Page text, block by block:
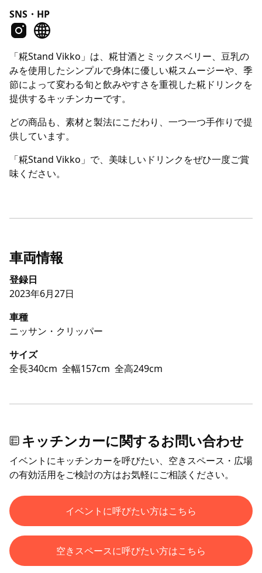
SNS・HP
「糀Stand Vikko」は、糀甘酒とミックスベリー、豆乳の
みを使用したシンプルで身体に優しい糀スムージーや、季
節によって変わる旬と飲みやすさを重視した糀ドリンクを
提供するキッチンカーです。
どの商品も、素材と製法にこだわり、一つ一つ手作りで提
供しています。
「糀Stand Vikko」で、美味しいドリンクをぜひ一度ご賞
味ください。
車両情報
登録日
2023年6月27日
車種
ニッサン・クリッパー
サイズ
全長340cm 全幅157cm 全高249cm
キッチンカーに関するお問い合わせ
イベントにキッチンカーを呼びたい、空きスペース・広場
の有効活用をご検討の方はお気軽にご相談ください。
イベントに呼びたい方はこちら
空きスペースに呼びたい方はこちら